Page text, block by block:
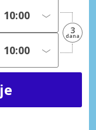
3
dana